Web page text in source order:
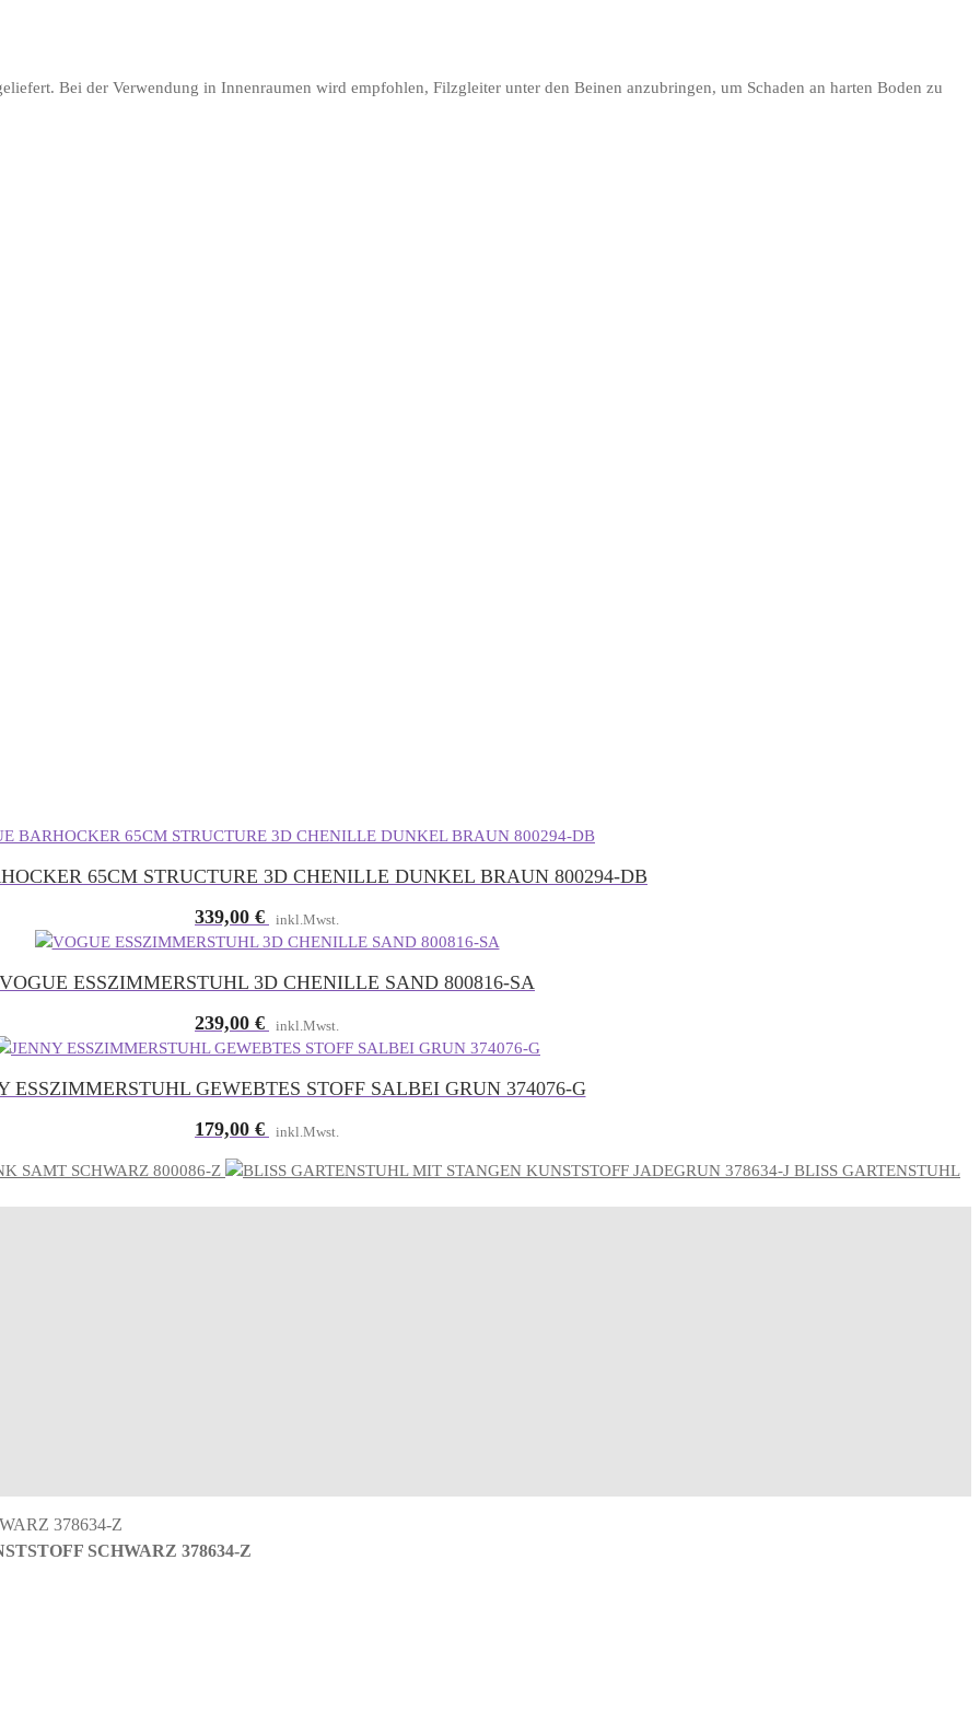
Bei der Verwendung in Innenraumen wird empfohlen, Filzgleiter unter den Beinen anzubringen, um Schaden an harten Boden zu
65CM STRUCTURE 3D CHENILLE DUNKEL BRAUN 800294-DB
339,00 € inkl.Mwst.
VOGUE ESSZIMMERSTUHL 3D CHENILLE SAND 800816-SA
239,00 € inkl.Mwst.
ESSZIMMERSTUHL GEWEBTES STOFF SALBEI GRUN 374076-G
179,00 € inkl.Mwst.
SAMT SCHWARZ 800086-Z
BLISS GARTENSTUHL
SCHWARZ 378634-Z